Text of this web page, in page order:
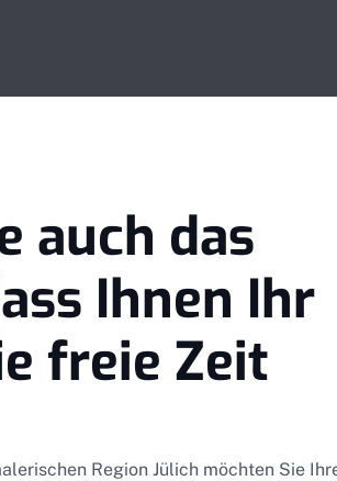
auch das
Ihnen Ihr
freie Zeit
Region Jülich möchten Sie